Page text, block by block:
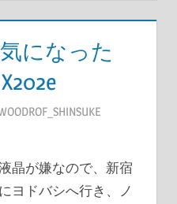
になった
晶が嫌なので、新宿
ヨドバシへ行き、ノ